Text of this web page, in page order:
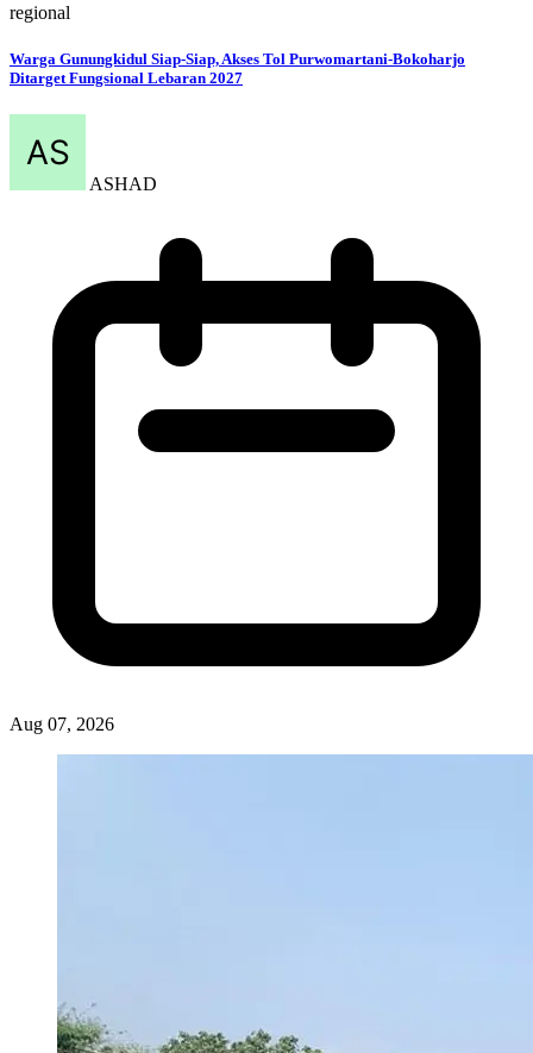
regional
Warga Gunungkidul Siap-Siap, Akses Tol Purwomartani-Bokoharjo
Ditarget Fungsional Lebaran 2027
ASHAD
Aug 07, 2026